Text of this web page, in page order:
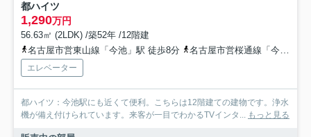
都ハイツ
1,290万円
56.63㎡ (2LDK) /築52年 /12階建
名古屋市営東山線「今池」駅 徒歩8分
名古屋市営桜通線「今池」駅 徒歩8分
エレベーター
都ハイツ：今池駅にも近くて便利。こちらは12階建ての建物です。浄水
機が備え付けられています。来客が一目でわかるTVインタ... もっと見る